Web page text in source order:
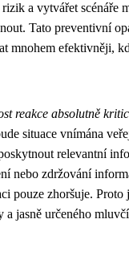
a vytvářet scénáře
Tato preventivní
mnohem efektivněji,
reakce absolutně
situace vnímána
relevantní
nebo zdržování
pouze zhoršuje. Proto
jasně určeného